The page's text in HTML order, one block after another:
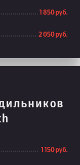
1 850 руб.
2 050 руб.
1 150 руб.